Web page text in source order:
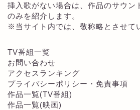
挿入歌がない場合は、作品のサウン
のみを紹介します。
※当サイト内では、敬称略とさせて
TV番組一覧
お問い合わせ
アクセスランキング
プライバシーポリシー・免責事項
作品一覧(TV番組)
作品一覧(映画)